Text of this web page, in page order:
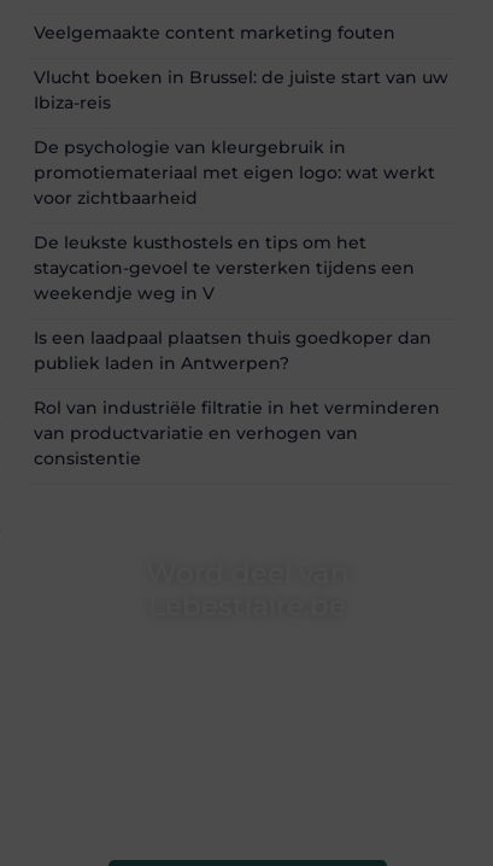
Veelgemaakte content marketing fouten
Vlucht boeken in Brussel: de juiste start van uw
Ibiza-reis
De psychologie van kleurgebruik in
promotiemateriaal met eigen logo: wat werkt
voor zichtbaarheid
De leukste kusthostels en tips om het
staycation-gevoel te versterken tijdens een
weekendje weg in V
Is een laadpaal plaatsen thuis goedkoper dan
publiek laden in Antwerpen?
Rol van industriële filtratie in het verminderen
van productvariatie en verhogen van
consistentie